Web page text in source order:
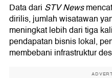
Data dari STV News
dirilis, jumlah wisatawan
meningkat lebih dari tiga
pendapatan bisnis lokal,
membebani infrastruktur